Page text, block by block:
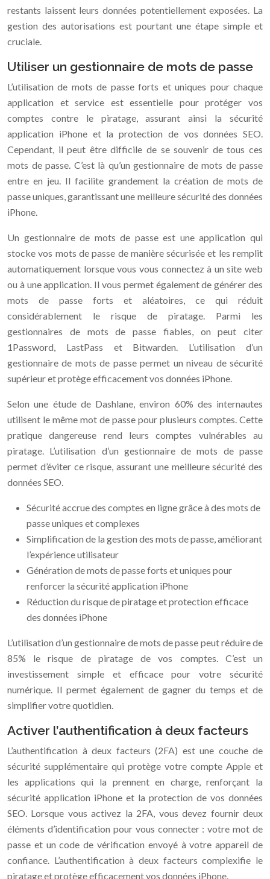
restants laissent leurs données potentiellement exposées. La
gestion des autorisations est pourtant une étape simple et
cruciale.
Utiliser un gestionnaire de mots de passe
L’utilisation de mots de passe forts et uniques pour chaque
application et service est essentielle pour protéger vos
comptes contre le piratage, assurant ainsi la sécurité
application iPhone et la protection de vos données SEO.
Cependant, il peut être difficile de se souvenir de tous ces
mots de passe. C’est là qu’un gestionnaire de mots de passe
entre en jeu. Il facilite grandement la création de mots de
passe uniques, garantissant une meilleure sécurité des données
iPhone.
Un gestionnaire de mots de passe est une application qui
stocke vos mots de passe de manière sécurisée et les remplit
automatiquement lorsque vous vous connectez à un site web
ou à une application. Il vous permet également de générer des
mots de passe forts et aléatoires, ce qui réduit
considérablement le risque de piratage. Parmi les
gestionnaires de mots de passe fiables, on peut citer
1Password, LastPass et Bitwarden. L’utilisation d’un
gestionnaire de mots de passe permet un niveau de sécurité
supérieur et protège efficacement vos données iPhone.
Selon une étude de Dashlane, environ 60% des internautes
utilisent le même mot de passe pour plusieurs comptes. Cette
pratique dangereuse rend leurs comptes vulnérables au
piratage. L’utilisation d’un gestionnaire de mots de passe
permet d’éviter ce risque, assurant une meilleure sécurité des
données SEO.
Sécurité accrue des comptes en ligne grâce à des mots de
passe uniques et complexes
Simplification de la gestion des mots de passe, améliorant
l’expérience utilisateur
Génération de mots de passe forts et uniques pour
renforcer la sécurité application iPhone
Réduction du risque de piratage et protection efficace
des données iPhone
L’utilisation d’un gestionnaire de mots de passe peut réduire de
85% le risque de piratage de vos comptes. C’est un
investissement simple et efficace pour votre sécurité
numérique. Il permet également de gagner du temps et de
simplifier votre quotidien.
Activer l’authentification à deux facteurs
L’authentification à deux facteurs (2FA) est une couche de
sécurité supplémentaire qui protège votre compte Apple et
les applications qui la prennent en charge, renforçant la
sécurité application iPhone et la protection de vos données
SEO. Lorsque vous activez la 2FA, vous devez fournir deux
éléments d’identification pour vous connecter : votre mot de
passe et un code de vérification envoyé à votre appareil de
confiance. L’authentification à deux facteurs complexifie le
piratage et protège efficacement vos données iPhone.